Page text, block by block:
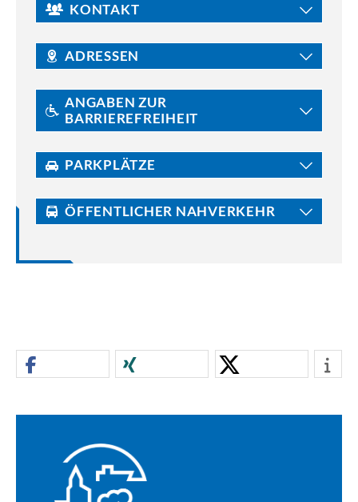
ADRESSEN
KONTAKT
ÖFFENTLICHER NAHVERKEHR
PARKPLÄTZE
ANGABEN ZUR
BARRIEREFREIHEIT